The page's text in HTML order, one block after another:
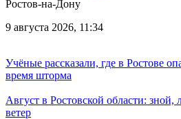
Ростов-на-Дону
9 августа 2026, 11:34
Учёные рассказали, где в Ростове
время шторма
Август в Ростовской области:
ветер